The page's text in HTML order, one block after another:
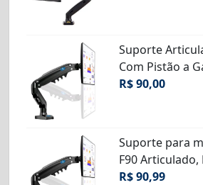
Suporte
Com Pistão a
R$ 90,00
Suporte para
F90 Articulado,
R$ 90,99